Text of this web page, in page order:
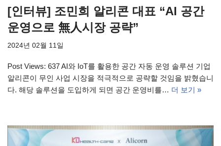
[인터뷰] 조민희 알리콘 대표 “AI 공간
운영으로 無人시장 공략”
2024년 02월 11일
Post Views: 637 AI와 IoT를 활용한 공간 자동 운영 솔루션 기업
알리콘이 무인 사업 시장을 적극적으로 공략할 것임을 밝혔습니
다. 해당 솔루션을 도입하게 되면 공간 운영비를… 더 보기 »